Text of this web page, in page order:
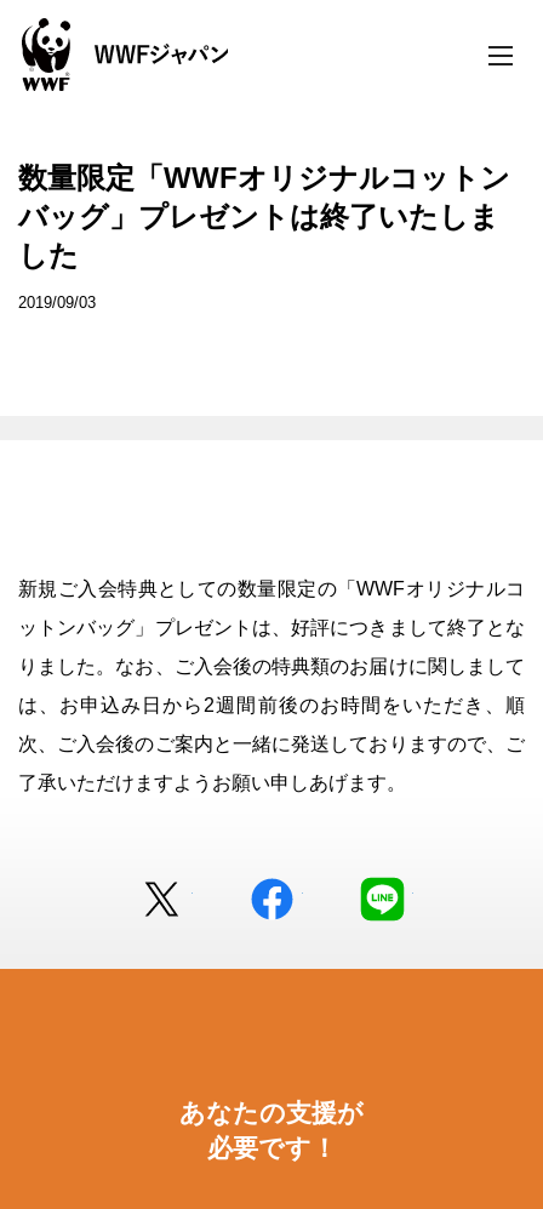
toggle
数量限定「WWFオリジナルコットン
バッグ」プレゼントは終了いたしま
した
2019/09/03
新規ご入会特典としての数量限定の「WWFオリジナルコ
ットンバッグ」プレゼントは、好評につきまして終了とな
りました。なお、ご入会後の特典類のお届けに関しまして
は、お申込み日から2週間前後のお時間をいただき、順
次、ご入会後のご案内と一緒に発送しておりますので、ご
了承いただけますようお願い申しあげます。
facebook
あなたの支援が
必要です！